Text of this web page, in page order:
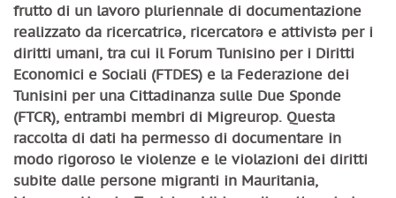
frutto di un lavoro pluriennale di documentazione
realizzato da ricercatricə, ricercatorə e attivistə per i
diritti umani, tra cui il Forum Tunisino per i Diritti
Economici e Sociali (FTDES) e la Federazione dei
Tunisini per una Cittadinanza sulle Due Sponde
(FTCR), entrambi membri di Migreurop. Questa
raccolta di dati ha permesso di documentare in
modo rigoroso le violenze e le violazioni dei diritti
subite dalle persone migranti in Mauritania,